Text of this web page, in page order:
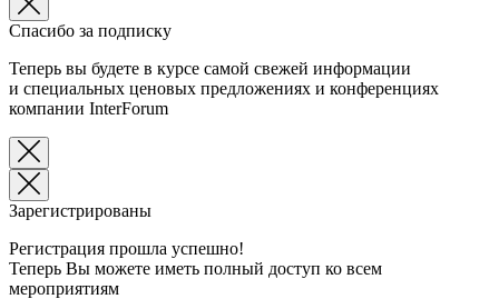
Спасибо за подписку
Теперь вы будете в курсе самой свежей информации
и специальных ценовых предложениях и конференциях
компании InterForum
Зарегистрированы
Регистрация прошла успешно!
Теперь Вы можете иметь полный доступ ко всем
мероприятиям